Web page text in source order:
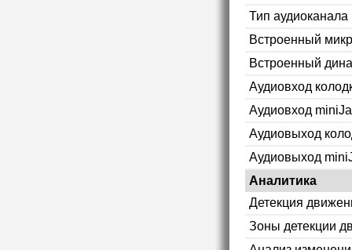
Тип аудиоканала
Встроенный
Встроенный
Аудиовход
Аудиовход
Аудиовыход
Аудиовыход
Аналитика
Детекция
Зоны детекции